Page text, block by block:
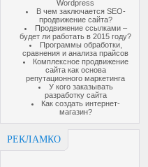
Wordpress
В чем заключается SEO-
продвижение сайта?
Продвижение ссылками –
будет ли работать в 2015 году?
Программы обработки,
сравнения и анализа прайсов
Комплексное продвижение
сайта как основа
репутационного маркетинга
У кого заказывать
разработку сайта
Как создать интернет-
магазин?
РЕКЛАМКО